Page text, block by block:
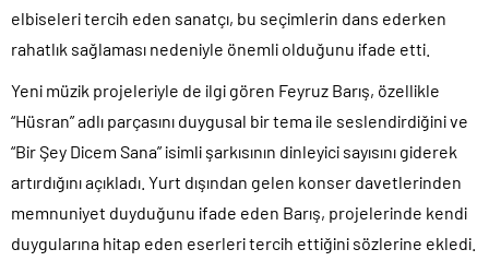
elbiseleri tercih eden sanatçı, bu seçimlerin dans ederken
rahatlık sağlaması nedeniyle önemli olduğunu ifade etti.
Yeni müzik projeleriyle de ilgi gören Feyruz Barış, özellikle
“Hüsran” adlı parçasını duygusal bir tema ile seslendirdiğini ve
“Bir Şey Dicem Sana” isimli şarkısının dinleyici sayısını giderek
artırdığını açıkladı. Yurt dışından gelen konser davetlerinden
memnuniyet duyduğunu ifade eden Barış, projelerinde kendi
duygularına hitap eden eserleri tercih ettiğini sözlerine ekledi.